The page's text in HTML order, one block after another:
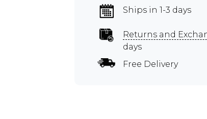
Ships in 1-3 days
Returns and
days
Free Delivery